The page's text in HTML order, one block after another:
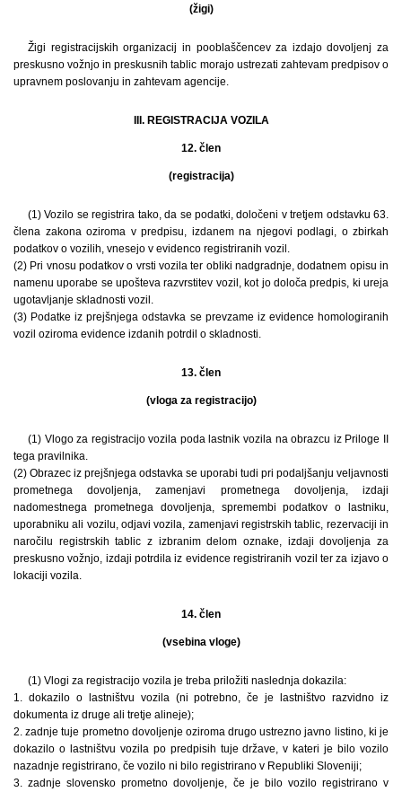
(žigi)
Žigi registracijskih organizacij in pooblaščencev za izdajo dovoljenj za
preskusno vožnjo in preskusnih tablic morajo ustrezati zahtevam predpisov o
upravnem poslovanju in zahtevam agencije.
III. REGISTRACIJA VOZILA
12. člen
(registracija)
(1) Vozilo se registrira tako, da se podatki, določeni v tretjem odstavku 63.
člena zakona oziroma v predpisu, izdanem na njegovi podlagi, o zbirkah
podatkov o vozilih, vnesejo v evidenco registriranih vozil.
(2) Pri vnosu podatkov o vrsti vozila ter obliki nadgradnje, dodatnem opisu in
namenu uporabe se upošteva razvrstitev vozil, kot jo določa predpis, ki ureja
ugotavljanje skladnosti vozil.
(3) Podatke iz prejšnjega odstavka se prevzame iz evidence homologiranih
vozil oziroma evidence izdanih potrdil o skladnosti.
13. člen
(vloga za registracijo)
(1) Vlogo za registracijo vozila poda lastnik vozila na obrazcu iz Priloge II
tega pravilnika.
(2) Obrazec iz prejšnjega odstavka se uporabi tudi pri podaljšanju veljavnosti
prometnega dovoljenja, zamenjavi prometnega dovoljenja, izdaji
nadomestnega prometnega dovoljenja, spremembi podatkov o lastniku,
uporabniku ali vozilu, odjavi vozila, zamenjavi registrskih tablic, rezervaciji in
naročilu registrskih tablic z izbranim delom oznake, izdaji dovoljenja za
preskusno vožnjo, izdaji potrdila iz evidence registriranih vozil ter za izjavo o
lokaciji vozila.
14. člen
(vsebina vloge)
(1) Vlogi za registracijo vozila je treba priložiti naslednja dokazila:
1. dokazilo o lastništvu vozila (ni potrebno, če je lastništvo razvidno iz
dokumenta iz druge ali tretje alineje);
2. zadnje tuje prometno dovoljenje oziroma drugo ustrezno javno listino, ki je
dokazilo o lastništvu vozila po predpisih tuje države, v kateri je bilo vozilo
nazadnje registrirano, če vozilo ni bilo registrirano v Republiki Sloveniji;
3. zadnje slovensko prometno dovoljenje, če je bilo vozilo registrirano v